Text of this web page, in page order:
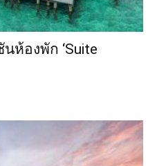
ห้องพัก ‘Suite